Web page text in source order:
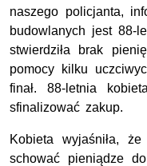
naszego policjanta,
budowlanych jest 88-
stwierdziła brak
pomocy kilku
finał. 88-letnia
sfinalizować zakup.
Kobieta wyjaśniła,
schować pieniądze